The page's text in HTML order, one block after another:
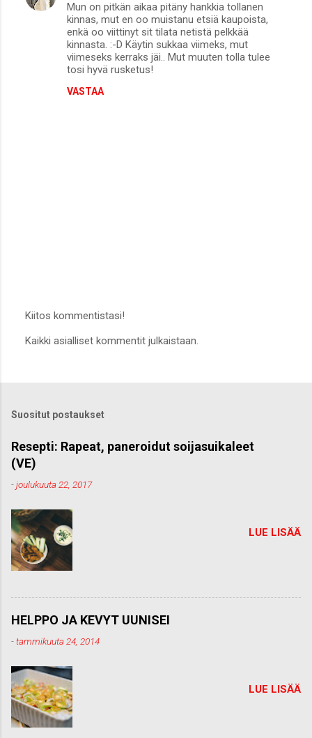
Mun on pitkän aikaa pitäny hankkia tollanen
kinnas, mut en oo muistanu etsiä kaupoista,
enkä oo viittinyt sit tilata netistä pelkkää
kinnasta. :-D Käytin sukkaa viimeks, mut
viimeseks kerraks jäi.. Mut muuten tolla tulee
tosi hyvä rusketus!
VASTAA
ä
o
m
e
n
t
Kiitos kommentistasi!
Kaikki asialliset kommentit julkaistaan.
Suositut postaukset
Resepti: Rapeat, paneroidut soijasuikaleet
(VE)
-joulukuuta 22, 2017
LUE LISÄÄ
HELPPO JA KEVYT UUNISEI
-tammikuuta 24, 2014
LUE LISÄÄ